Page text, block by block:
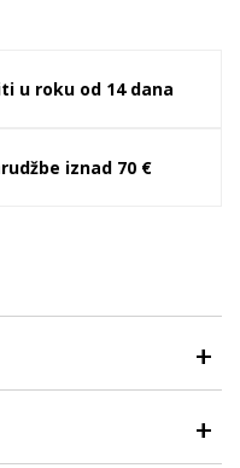
u roku od 14 dana
iznad 70 €